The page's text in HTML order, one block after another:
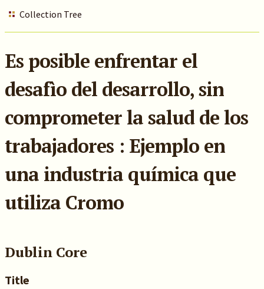
Collection Tree
Es posible enfrentar el
desafìo del desarrollo, sin
comprometer la salud de los
trabajadores : Ejemplo en
una industria química que
utiliza Cromo
Dublin Core
Title